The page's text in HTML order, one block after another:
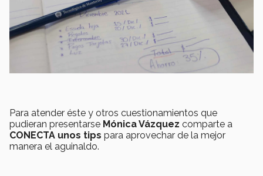
Para atender éste y otros cuestionamientos que
pudieran presentarse Mónica Vázquez comparte a
CONECTA unos tips para aprovechar de la mejor
manera el aguinaldo.